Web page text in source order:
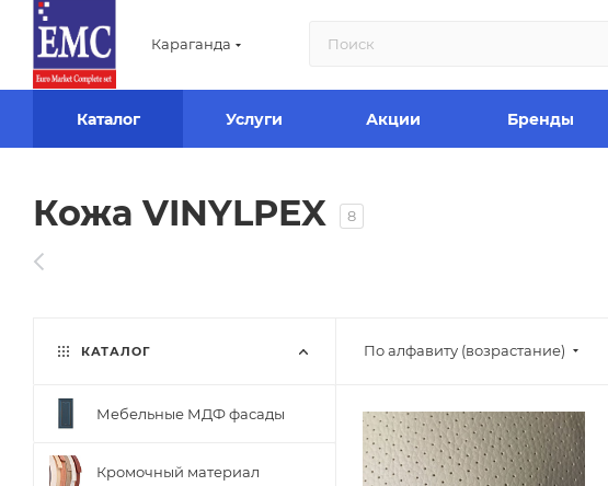
Караганда
Каталог Услуги Акции Бренды
Кожа VINYLPEX 8
По алфавиту (возрастание)
КАТАЛОГ
Мебельные МДФ фасады
Кромочный материал